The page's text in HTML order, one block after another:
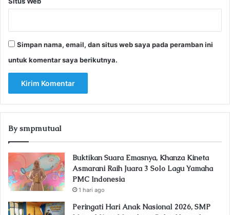
Simpan nama, email, dan situs web saya pada peramban ini
untuk komentar saya berikutnya.
By smpmutual
Buktikan Suara Emasnya, Khanza Kineta
Asmarani Raih Juara 3 Solo Lagu Yamaha
PMC Indonesia
1 hari ago
Peringati Hari Anak Nasional 2026, SMP